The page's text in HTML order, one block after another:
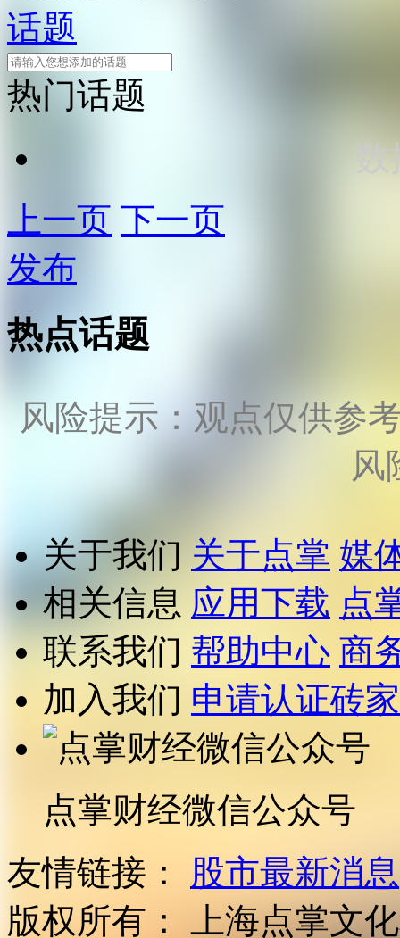
话题
热门话题
上一页 下一页
发布
热点话题
风险提示：观点仅供参
风
关于我们 关于点掌 媒
相关信息 应用下载 点
联系我们 帮助中心 商
加入我们 申请认证砖家
点掌财经微信公众号
友情链接：
股市最新消息
版权所有：
上海点掌文